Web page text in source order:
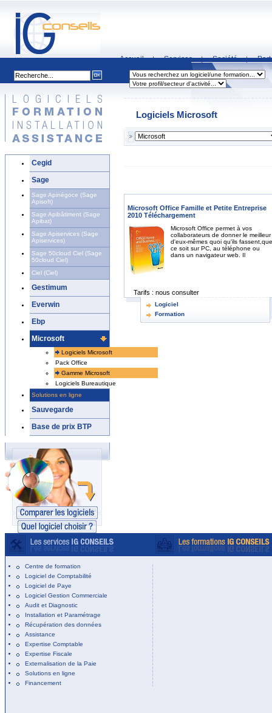
Accueil | Services | Société |
Cegid
Sage
Sage Apinégoce (Sage
Apisoft)
Sage Apibâtiment (Sage
Apibat)
Sage Apiservices (Sage
Apiservices)
Sage 50cloud Ciel (Sage
50cloud Ciel)
Ciel (Ciel)
Gestimum
Everwin
Ebp
Microsoft
Logiciels Microsoft
Pack Office
Gamme Microsoft
Logiciels Bureautique
Solutions en ligne
Sauvegarde
Base de prix BTP
Logiciels Microsoft
Microsoft Office Famille et Petite Entreprise
2010 Téléchargement
Microsoft Office permet à vos
collaborateurs de donner le meilleur
d'eux-mêmes quoi qu'ils fassent,que
ce soit sur PC, au téléphone ou
dans un navigateur web. Il
Tarifs : nous consulter
Logiciel
Formation
Centre de formation
Logiciel de Comptabilité
Logiciel de Paye
Logiciel Gestion Commerciale
Audit et Diagnostic
Installation et Paramétrage
Récupération des données
Assistance
Expertise Comptable
Expertise Fiscale
Externalisation de la Paie
Solutions en ligne
Financement